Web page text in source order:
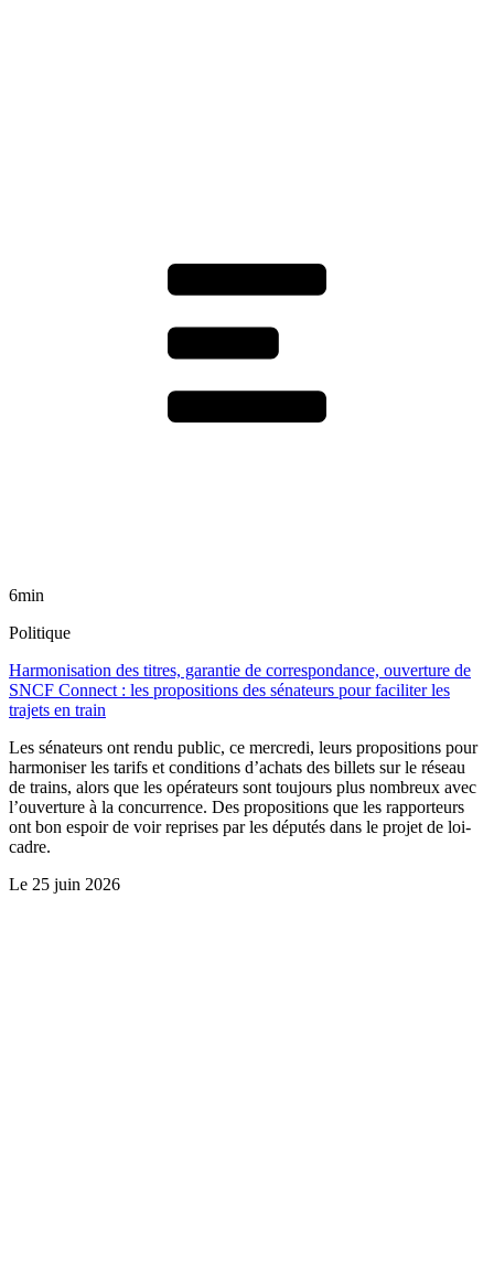
6min
Politique
Harmonisation des titres, garantie de correspondance, ouverture de
SNCF Connect : les propositions des sénateurs pour faciliter les
trajets en train
Les sénateurs ont rendu public, ce mercredi, leurs propositions pour
harmoniser les tarifs et conditions d’achats des billets sur le réseau
de trains, alors que les opérateurs sont toujours plus nombreux avec
l’ouverture à la concurrence. Des propositions que les rapporteurs
ont bon espoir de voir reprises par les députés dans le projet de loi-
cadre.
Le 25 juin 2026